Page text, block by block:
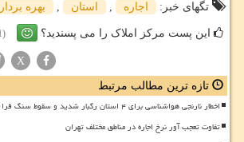
تگهای خبر:
اجاره , استان , بهره
این پست مرکز املاک را می پسندید؟ (1)
X
تازه ترین مطالب مرتبط
اخطار نارنجی هواشناسی برای ۴ استان رگبار شدید و سقوط سنگ فرا می رسد
تفاوت تعجب آور نرخ اجاره در مناطق مختلف تهران